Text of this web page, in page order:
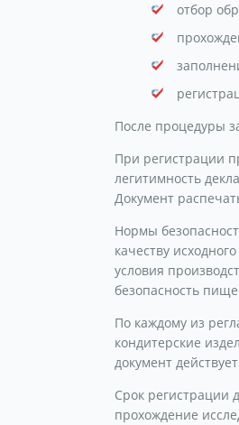
отбор
После процедуры
При регистрации
легитимность
Документ
Нормы
качеству
условия
безопасность
По каждому из
кондитерские
документ
Срок регистрации
прохождение